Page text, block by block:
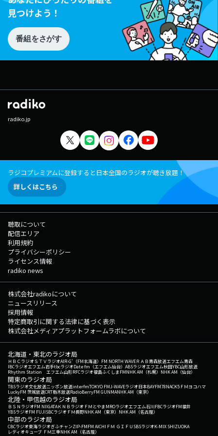
見つけよう！
番組をさがす
radiko.jp
ラジコプレミアムに登録すると日本全国のラジオが聴き放題！
詳しくはこちら
聴取について
配信エリア
利用規約
プライバシーポリシー
ライセンス情報
radiko news
株式会社radikoについて
ニュースリリース
採用情報
特定商取引に関する法律に基づく表示
株式会社メディアプラットフォームラボについて
北海道・東北のラジオ局
ＨＢＣラジオＳＴＶラジオAIR-G'（FM北海道） FM NORTH WAVEＲＡＢ青森放送エフエム青森
IBCラジオエフエム岩手tbcラジオDate fm（エフエム仙台） ABSラジオエフエム秋田YBC山形放送
Rhythm Station エフエム山形RFCラジオ福島ふくしまFMNHK AM（札幌） NHK AM（仙台）
関東のラジオ局
TBSラジオ文化放送ニッポン放送interfmTOKYO FMJ-WAVEラジオ日本BAYFM78NACK5 ＦＭヨコハマ
LuckyFM 茨城放送CRT栃木放送RadioBerryFM GUNMANHK AM（東京）
北陸・甲信越のラジオ局
ＢＳＮラジオFM NIIGATAＫＮＢラジオ ＦＭとやまMROラジオエフエム石川FBCラジオFM福井
YBSラジオFM FUJISBCラジオ ＦＭ長野NHK AM（東京） NHK AM（名古屋）
中部のラジオ局
CBCラジオ東海ラジオぎふチャンZIP-FMFM AICHI ＦＭ ＧＩＦＵ SBSラジオK-MIX SHIZUOKA
レディオキューブ ＦＭ三重NHK AM（名古屋）